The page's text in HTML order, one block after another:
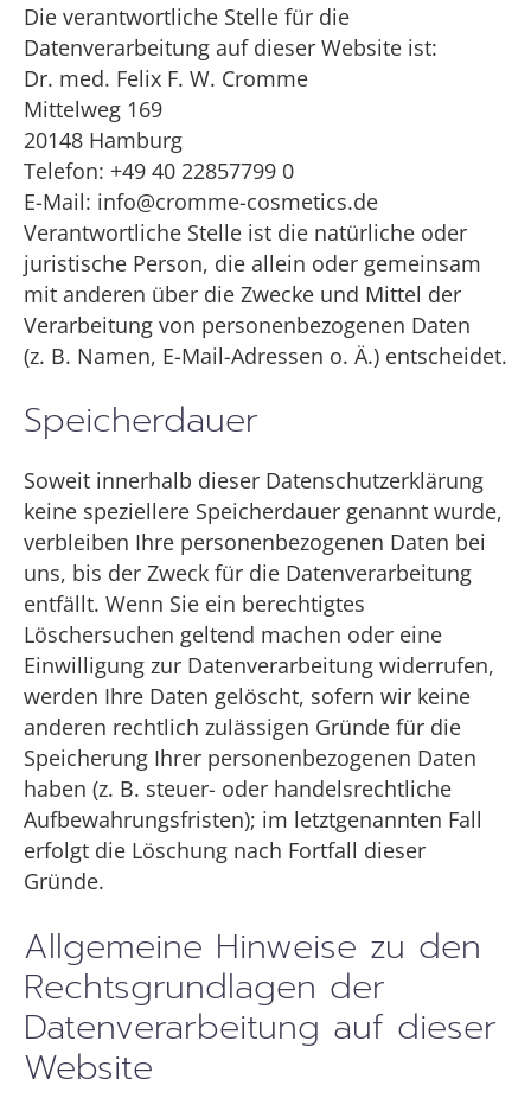
Die verantwortliche Stelle für die
Datenverarbeitung auf dieser Website ist:
Dr. med. Felix F. W. Cromme
Mittelweg 169
20148 Hamburg
Telefon: +49 40 22857799 0
E-Mail: info@cromme-cosmetics.de
Verantwortliche Stelle ist die natürliche oder
juristische Person, die allein oder gemeinsam
mit anderen über die Zwecke und Mittel der
Verarbeitung von personenbezogenen Daten
(z. B. Namen, E-Mail-Adressen o. Ä.) entscheidet.
Speicherdauer
Soweit innerhalb dieser Datenschutzerklärung
keine speziellere Speicherdauer genannt wurde,
verbleiben Ihre personenbezogenen Daten bei
uns, bis der Zweck für die Datenverarbeitung
entfällt. Wenn Sie ein berechtigtes
Löschersuchen geltend machen oder eine
Einwilligung zur Datenverarbeitung widerrufen,
werden Ihre Daten gelöscht, sofern wir keine
anderen rechtlich zulässigen Gründe für die
Speicherung Ihrer personenbezogenen Daten
haben (z. B. steuer- oder handelsrechtliche
Aufbewahrungsfristen); im letztgenannten Fall
erfolgt die Löschung nach Fortfall dieser
Gründe.
Allgemeine Hinweise zu den
Rechtsgrundlagen der
Datenverarbeitung auf dieser
Website